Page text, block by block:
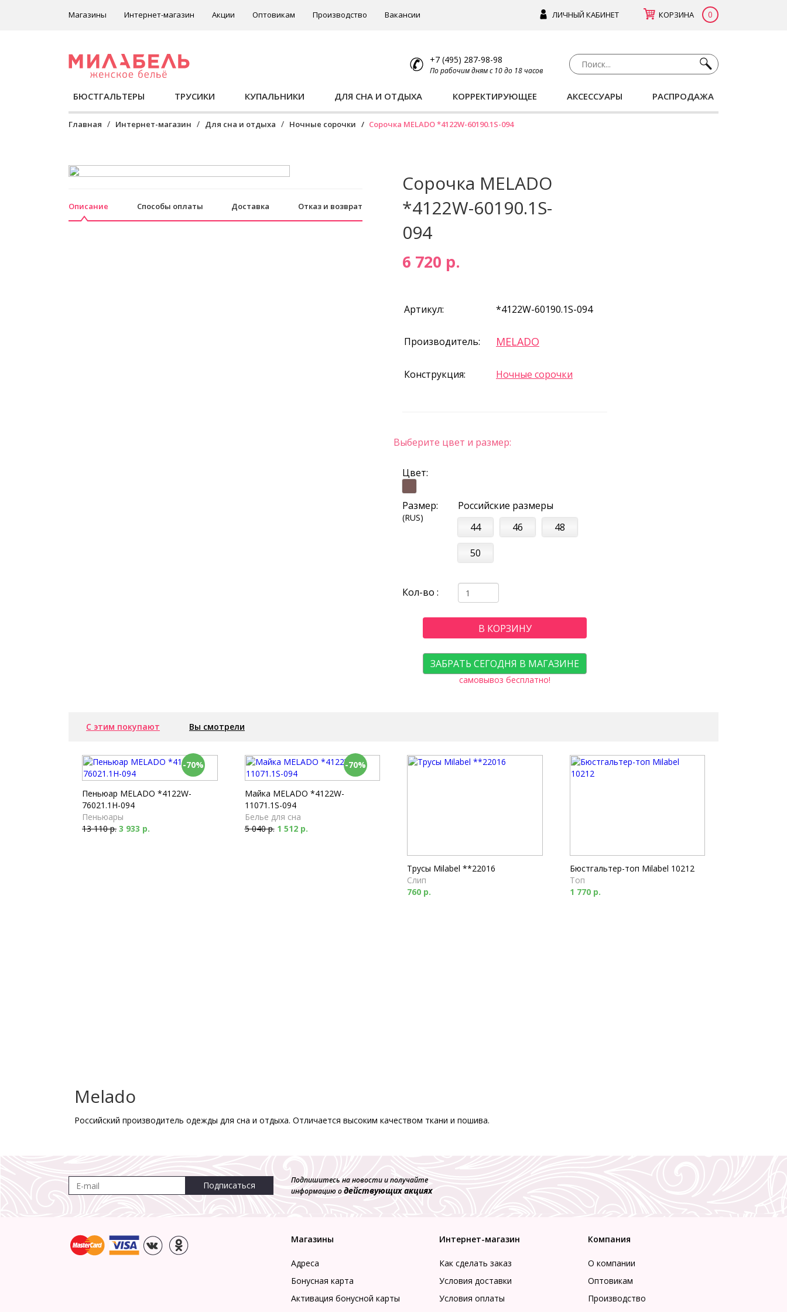
ЛИЧНЫЙ КАБИНЕТ КОРЗИНА 0
Магазины Интернет-магазин Акции Оптовикам Производство Вакансии
+7 (495) 287-98-98
По рабочим дням с 10 до 18 часов
БЮСТГАЛЬТЕРЫ ТРУСИКИ КУПАЛЬНИКИ ДЛЯ СНА И ОТДЫХА КОРРЕКТИРУЮЩЕЕ АКСЕССУАРЫ РАСПРОДАЖА
Главная Интернет-магазин Для сна и отдыха Ночные сорочки Сорочка MELADO *4122W-60190.1S-094
Описание Способы оплаты Доставка Отказ и возврат
Сорочка MELADO
*4122W-60190.1S-
094
6 720 р.
Артикул: *4122W-60190.1S-094
Производитель: MELADO
Конструкция: Ночные сорочки
Выберите цвет и размер:
Цвет:
Размер:
(RUS)
Российские размеры
44
46
48
50
Кол-во :
В КОРЗИНУ
ЗАБРАТЬ СЕГОДНЯ В МАГАЗИНЕ
самовывоз бесплатно!
С этим покупают Вы смотрели
-70%
Пеньюар MELADO *4122W-
76021.1H-094
Пеньюары
13 110 р. 3 933 р.
-70%
Майка MELADO *4122W-
11071.1S-094
Белье для сна
5 040 р. 1 512 р.
Трусы Milabel **22016
Слип
760 р.
Бюстгальтер-топ Milabel 10212
Топ
1 770 р.
Melado
Российский производитель одежды для сна и отдыха. Отличается высоким качеством ткани и пошива.
Подписаться
Подпишитесь на новости и получайте
информацию одействующих акциях
Магазины
Адреса
Бонусная карта
Активация бонусной карты
Интернет-магазин
Как сделать заказ
Условия доставки
Условия оплаты
Компания
О компании
Оптовикам
Производство